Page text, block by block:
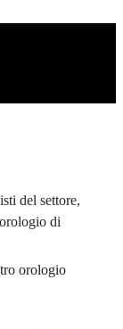
del settore,
di